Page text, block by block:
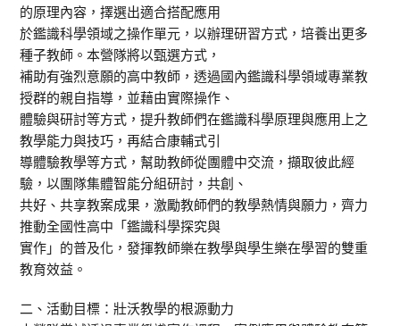
的原理內容，擇選出適合搭配應用
於鑑識科學領域之操作單元，以辦理研習方式，培養出更多
種子教師。本營隊將以甄選方式，
補助有強烈意願的高中教師，透過國內鑑識科學領域專業教
授群的親自指導，並藉由實際操作、
體驗與研討等方式，提升教師們在鑑識科學原理與應用上之
教學能力與技巧，再結合康輔式引
導體驗教學等方式，幫助教師從團體中交流，擷取彼此經
驗，以團隊集體智能分組研討，共創、
共好、共享教案成果，激勵教師們的教學熱情與願力，齊力
推動全國性高中「鑑識科學探究與
實作」的普及化，發揮教師樂在教學與學生樂在學習的雙重
教育效益。
二、活動目標：壯沃教學的根源動力